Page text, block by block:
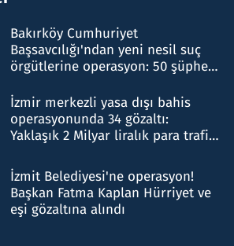
Bakırköy Cumhuriyet
Başsavcılığı'ndan yeni nesil suç
örgütlerine operasyon: 50 şüpheli
İzmir merkezli yasa dışı bahis
operasyonunda 34 gözaltı:
Yaklaşık 2 Milyar liralık para trafiği
İzmit Belediyesi'ne operasyon!
Başkan Fatma Kaplan Hürriyet ve
eşi gözaltına alındı